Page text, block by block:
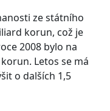
ze státního
korun, což je
2008 bylo na
Letos se má
o dalších 1,5